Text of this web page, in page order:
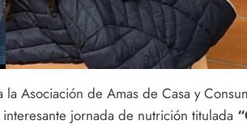
Asociación de Amas de Casa y
jornada de nutrición titulada